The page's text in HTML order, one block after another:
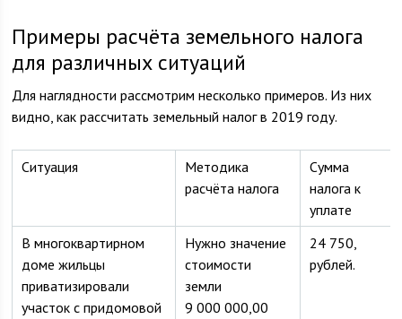
Примеры расчёта земельного налога
для различных ситуаций
Для наглядности рассмотрим несколько примеров. Из них
видно, как рассчитать земельный налог в 2019 году.
Ситуация
Методика
расчёта налога
Сумма
налога к
уплате
В многоквартирном
доме жильцы
приватизировали
участок с придомовой
Нужно значение
стоимости
земли
9 000 000,00
24 750,
рублей.